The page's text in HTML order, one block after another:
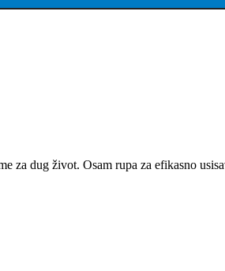
za dug život. Osam rupa za efikasno